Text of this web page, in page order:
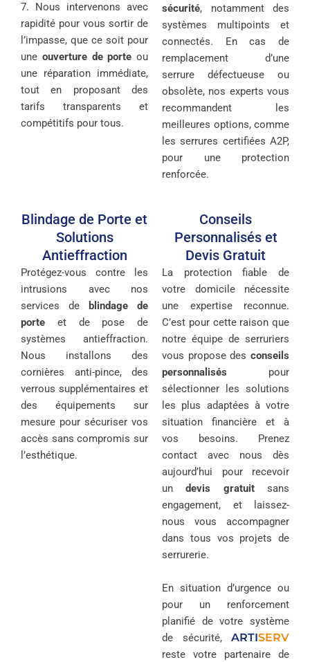
7. Nous intervenons avec
rapidité pour vous sortir de
l’impasse, que ce soit pour
une ouverture de porte ou
une réparation immédiate,
tout en proposant des
tarifs transparents et
compétitifs pour tous.
sécurité, notamment des
systèmes multipoints et
connectés. En cas de
remplacement d’une
serrure défectueuse ou
obsolète, nos experts vous
recommandent les
meilleures options, comme
les serrures certifiées A2P,
pour une protection
renforcée.
Blindage de Porte et
Solutions
Antieffraction
Protégez-vous contre les
intrusions avec nos
services de
blindage de
porte et de pose de
systèmes antieffraction.
Nous installons des
cornières anti-pince, des
verrous supplémentaires et
des équipements sur
mesure pour sécuriser vos
accès sans compromis sur
l’esthétique.
Conseils
Personnalisés et
Devis Gratuit
La protection fiable de
votre domicile nécessite
une expertise reconnue.
C’est pour cette raison que
notre équipe de serruriers
vous propose des conseils
personnalisés pour
sélectionner les solutions
les plus adaptées à votre
situation financière et à
vos besoins. Prenez
contact avec nous dès
aujourd’hui pour recevoir
undevis gratuitsans
engagement, et laissez-
nous vous accompagner
dans tous vos projets de
serrurerie.
En situation d’urgence ou
pour un renforcement
planifié de votre système
de sécurité, ARTISERV
reste votre partenaire de